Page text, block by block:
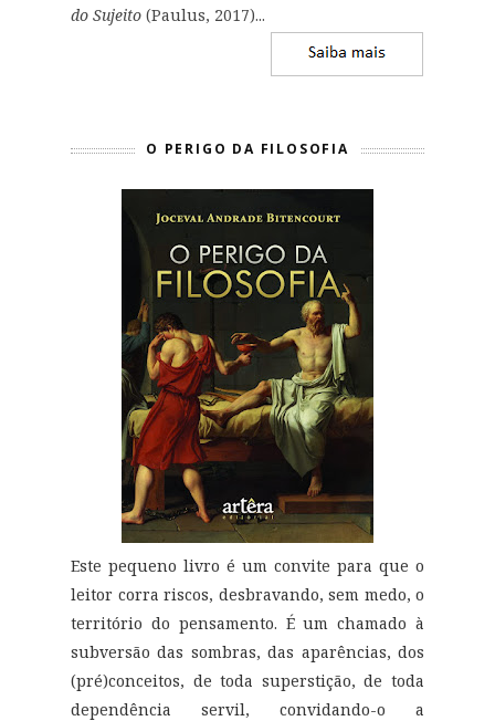
do Sujeito (Paulus, 2017)...
O PERIGO DA FILOSOFIA
Este pequeno livro é um convite para que o
leitor corra riscos, desbravando, sem medo, o
território do pensamento. É um chamado à
subversão das sombras, das aparências, dos
(pré)conceitos, de toda superstição, de toda
dependência servil, convidando-o a